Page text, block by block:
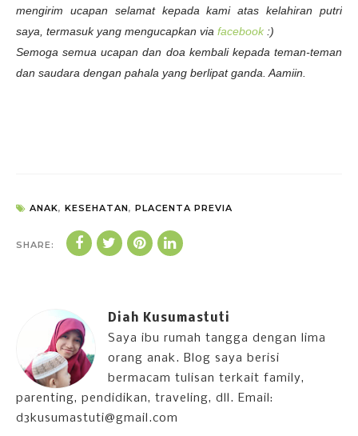
mengirim ucapan selamat kepada kami atas kelahiran putri
saya, termasuk yang mengucapkan via facebook:)
Semoga semua ucapan dan doa kembali kepada teman-teman
dan saudara dengan pahala yang berlipat ganda. Aamiin.
ANAK, KESEHATAN, PLACENTA PREVIA
SHARE:
Diah Kusumastuti
Saya ibu rumah tangga dengan lima
orang anak. Blog saya berisi
bermacam tulisan terkait family,
parenting, pendidikan, traveling, dll. Email:
d3kusumastuti@gmail.com